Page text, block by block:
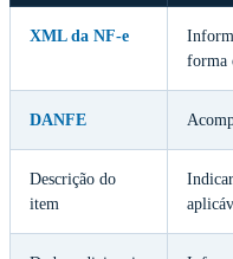
XML da NF-e
forma
DANFE
Descrição do
item